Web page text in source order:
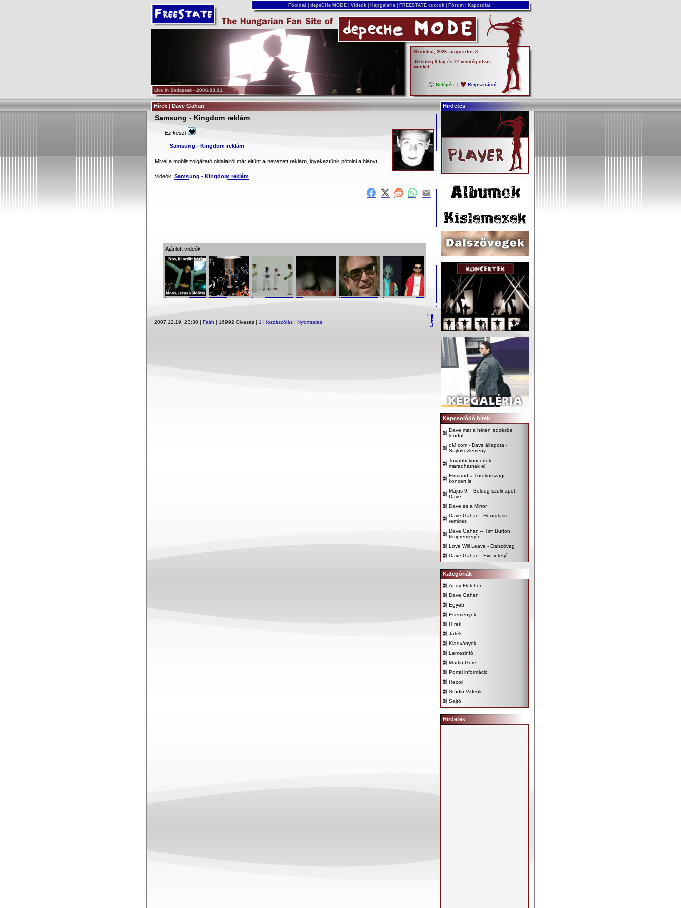
Főoldal depeCHe MODE Videók Képgaléria FREESTATE cuccok Fórum Kapcsolat
Szombat, 2026. augusztus 8.
Jelenleg 0 tag és 27 vendég olvas
minket.
Belépés Regisztráció
Hírek | Dave Gahan Hirdetés
Samsung - Kingdom reklám
Ez kész!
Samsung - Kingdom reklám
Mivel a mobilszolgáltató oldalairól már eltűnt a nevezett reklám, igyekeztünk pótolni a hiányt.
Videók: Samsung - Kingdom reklám
Ajánlott videók
2007.12.19. 23:30 | Faith | 16992 Olvasás | 1 Hozzászólás | Nyomtatás
Kapcsolódó hírek
Dave már a héten edzésbe
lendül
dM.com - Dave állapota -
Sajtóközlemény
További koncertek
maradhatnak el!
Elmarad a Törökországi
koncert is
Május 9. - Boldog szülinapot
Dave!
Dave és a Mirror
Dave Gahan - Hourglass
remixes
Dave Gahan – Tim Burton
filmpremierjén
Love Will Leave - Dalszöveg
Dave Gahan - Exit interjú
Kategóriák
Andy Fletcher
Dave Gahan
Egyéb
Események
Hírek
Játék
Kiadványok
Lemezinfó
Martin Gore
Portál információ
Recoil
Stúdió Videók
Sajtó
Hirdetés